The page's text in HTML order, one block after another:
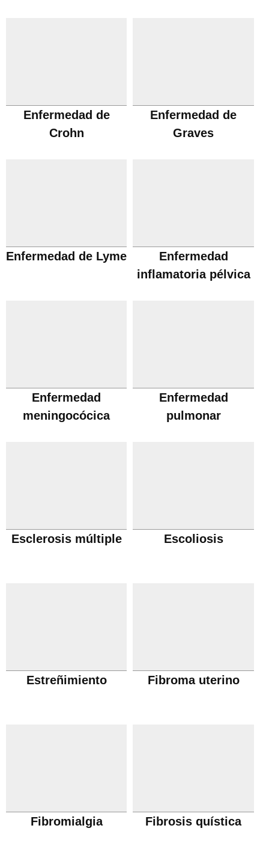
Enfermedad de
Crohn
Enfermedad de
Graves
Enfermedad de Lyme
Enfermedad
inflamatoria pélvica
Enfermedad
meningocócica
Enfermedad
pulmonar
Esclerosis múltiple Escoliosis
Estreñimiento Fibroma uterino
Fibromialgia Fibrosis quística